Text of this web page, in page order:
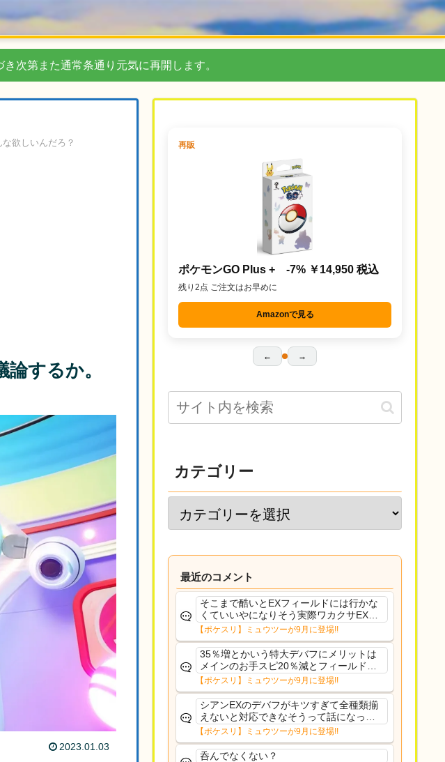
次第また通常条通り元気に再開します。
欲しいんだろ？
するか。
2023.01.03
再販
ポケモンGO Plus + -7% ￥14,950 税込
残り2点 ご注文はお早めに
Amazonで見る
← →
カテゴリー
最近のコメント
そこまで酷いとEXフィールドには行かな
くていいやになりそう実際ワカクサEXで
さえあんまり行ってないや
【ポケスリ】ミュウツーが9月に登場!!
35％増とかいう特大デバフにメリットは
メインのお手スピ20％減とフィールド効
果のみフェアリーノーマルとか引いたら
まともに料理も作れないし終わり控えめ
に言ってカス
【ポケスリ】ミュウツーが9月に登場!!
シアンEXのデバフがキツすぎて全種類揃
えないと対応できなそうって話になって
るわ
【ポケスリ】ミュウツーが9月に登場!!
呑んでなくない？